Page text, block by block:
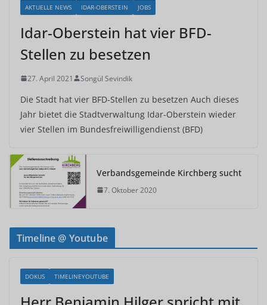
AKTUELLE NEWS IDAR-OBERSTEIN JOBS
Idar-Oberstein hat vier BFD-
Stellen zu besetzen
27. April 2021 Songül Sevindik
Die Stadt hat vier BFD-Stellen zu besetzen Auch dieses
Jahr bietet die Stadtverwaltung Idar-Oberstein wieder
vier Stellen im Bundesfreiwilligendienst (BFD)
Verbandsgemeinde Kirchberg sucht
7. Oktober 2020
Timeline @ Youtube
DOKUS TIMELINEYOUTUBE